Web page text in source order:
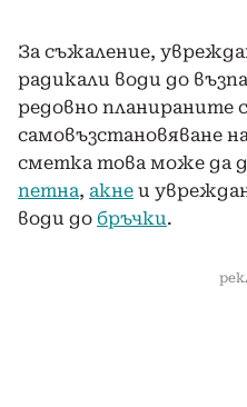
За съжаление,
радикали води до
редовно планираните
самовъзстановяване
сметка това може да
петна, акне и
води до бръчки.